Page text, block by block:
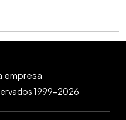
1999-2026